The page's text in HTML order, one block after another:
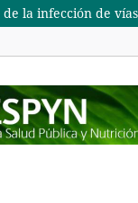
la infección de